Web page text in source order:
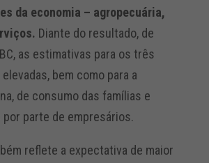
da economia – agropecuária,
Diante do resultado, de
as estimativas para os três
bem como para a
de consumo das famílias e
parte de empresários.
reflete a expectativa de maior